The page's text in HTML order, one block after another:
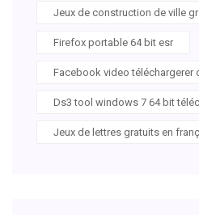
Jeux de construction de ville
Firefox portable 64 bit esr
Facebook video téléchargerer
Ds3 tool windows 7 64 bit
Jeux de lettres gratuits en